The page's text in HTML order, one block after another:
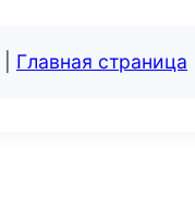
Главная страница